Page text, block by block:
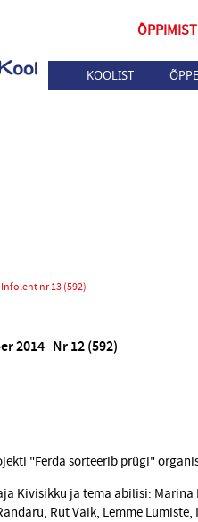
KOOLIST
Infoleht nr 13 (592)
2014 Nr 12 (592)
"Ferda sorteerib prügi"
Kivisikku ja tema abilisi:
Rut Vaik, Lemme